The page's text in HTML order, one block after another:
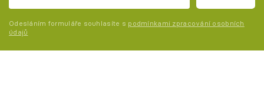
Odesláním formuláře souhlasíte s podmínkami zpracování osobních
údajů